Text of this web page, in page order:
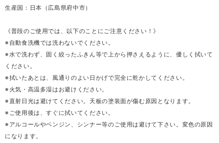
生産国：日本（広島県府中市）
《普段のご使用では、以下のことにご注意ください！》
※自動食洗機では洗わないでください。
※水で洗わず、固く絞ったふきん等で上から押さえるように、優しく拭いて
ください。
※拭いたあとは、風通りのよい日かげで完全に乾かしてください。
※火気・高温多湿はお避けください。
※直射日光は避けてください。天板の塗装面が傷む原因となります。
※ご使用後は、すぐに拭いてください。
※アルコールやベンジン、シンナー等のご使用は避けて下さい。変色の原因
になります。